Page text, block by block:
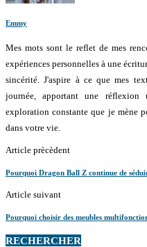
Emmy
Mes mots sont le reflet de mes
expériences personnelles à une
sincérité. J'aspire à ce que mes
journée, apportant une
exploration constante que je mène
dans votre vie.
Article prècèdent
Pourquoi Dragon Ball Z continue de
Article suivant
Pourquoi choisir des meubles
RECHERCHER